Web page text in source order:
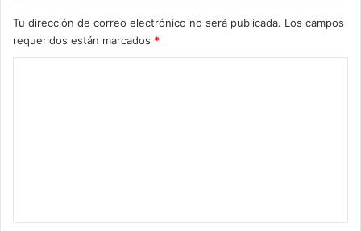
Tu dirección de correo electrónico no será publicada. Los campos
requeridos están marcados *